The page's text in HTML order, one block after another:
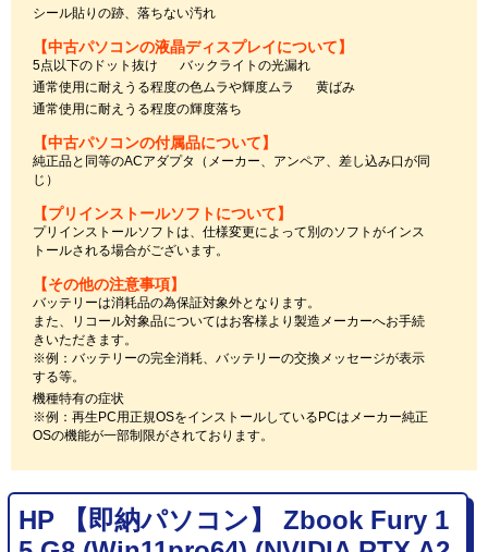
シール貼りの跡、落ちない汚れ
【中古パソコンの液晶ディスプレイについて】
5点以下のドット抜け
バックライトの光漏れ
通常使用に耐えうる程度の色ムラや輝度ムラ
黄ばみ
通常使用に耐えうる程度の輝度落ち
【中古パソコンの付属品について】
純正品と同等のACアダプタ（メーカー、アンペア、差し込み口が同
じ）
【プリインストールソフトについて】
プリインストールソフトは、仕様変更によって別のソフトがインス
トールされる場合がございます。
【その他の注意事項】
バッテリーは消耗品の為保証対象外となります。
また、リコール対象品についてはお客様より製造メーカーへお手続
きいただきます。
※例：バッテリーの完全消耗、バッテリーの交換メッセージが表示
する等。
機種特有の症状
※例：再生PC用正規OSをインストールしているPCはメーカー純正
OSの機能が一部制限がされております。
HP 【即納パソコン】 Zbook Fury 1